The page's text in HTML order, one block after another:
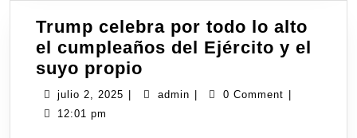
Trump celebra por todo lo alto
el cumpleaños del Ejército y el
suyo propio
julio 2, 2025 admin 0 Comment
12:01 pm